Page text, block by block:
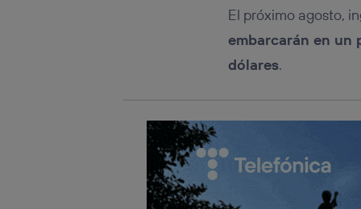
El próximo agosto,
embarcarán en un
dólares.
inferior
Para